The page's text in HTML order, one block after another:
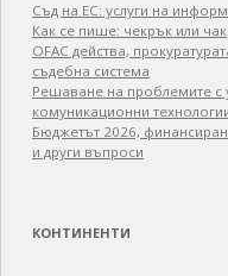
Съд на ЕС: услуги на
Как се пише: чекрък или
OFAC действа,
съдебна система
Решаване на проблемите с
комуникационни
Бюджетът 2026,
и други въпроси
КОНТИНЕНТИ